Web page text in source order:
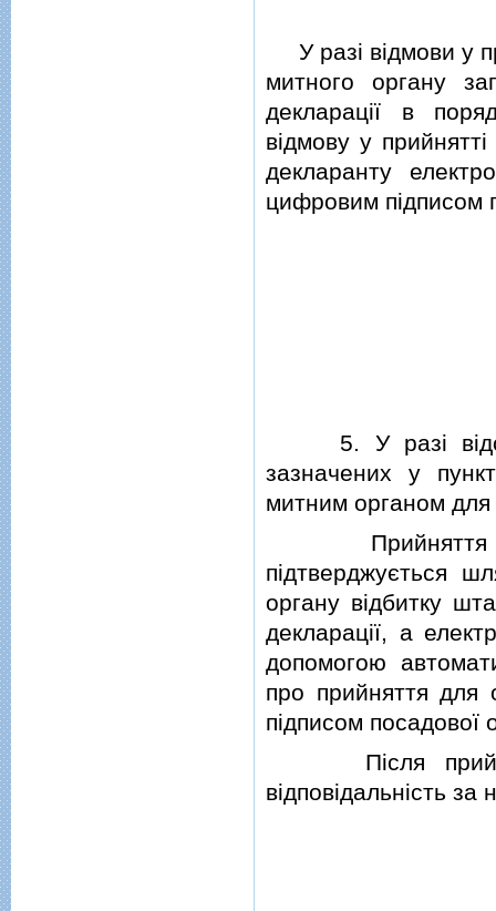
У разi вiдмови у
митного органу
декларацiї в
вiдмову у
декларанту
цифровим пiдписом
5. У разi
зазначених у
митним органом
Прийняття
пiдтверджується
органу вiдбитку
декларацiї, а
допомогою
про прийняття для
пiдписом посадової
Пiсля
вiдповiдальнiсть за